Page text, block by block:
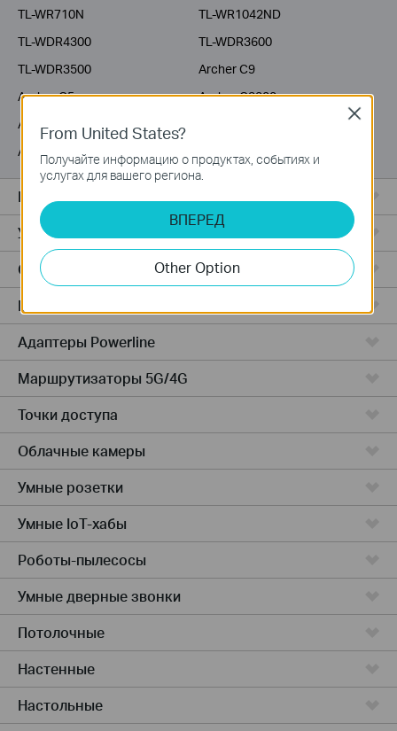
TL-WR710N
TL-WR1042ND
TL-WDR4300
TL-WDR3600
TL-WDR3500
Archer C9
Archer C5
Archer C3200
Archer C2600
Archer C2
Все комплекты Deco
Усилители Wi-Fi
Серия Fusion
Маршрутизаторы ADSL/VDSL
Адаптеры Powerline
Маршрутизаторы 5G/4G
Точки доступа
Облачные камеры
Умные розетки
Умные IoT-хабы
Роботы-пылесосы
Умные дверные звонки
Потолочные
Настенные
Настольные
From United States?
Получайте информацию о продуктах, событиях и
услугах для вашего региона.
ВПЕРЕД
Other Option
Close